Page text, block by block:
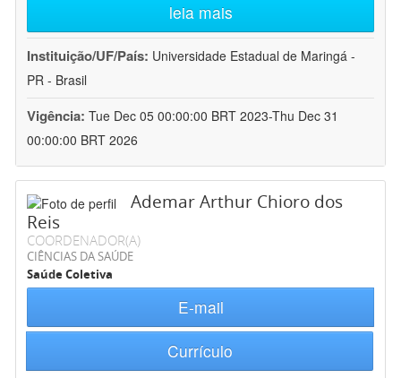
leia mais
Instituição/UF/País: Universidade Estadual de Maringá -
PR - Brasil
Vigência: Tue Dec 05 00:00:00 BRT 2023-Thu Dec 31
00:00:00 BRT 2026
Ademar Arthur Chioro dos
Reis
COORDENADOR(A)
CIÊNCIAS DA SAÚDE
Saúde Coletiva
E-mail
Currículo